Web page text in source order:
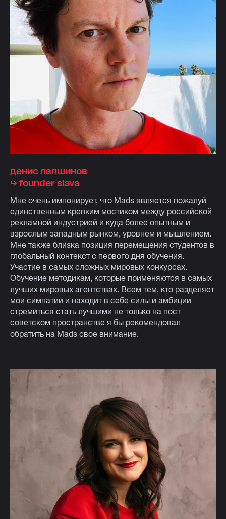
денис лапшинов
⮡ founder slava
Мне очень импонирует, что Mads является пожалуй
единственным крепким мостиком между российской
рекламной индустрией и куда более опытным и
взрослым западным рынком, уровнем и мышлением.
Мне также близка позиция перемещения студентов в
глобальный контекст с первого дня обучения.
Участие в самых сложных мировых конкурсах.
Обучение методикам, которые применяются в самых
лучших мировых агентствах. Всем тем, кто разделяет
мои симпатии и находит в себе силы и амбиции
стремиться стать лучшими не только на пост
советском пространстве я бы рекомендовал
обратить на Mads свое внимание.